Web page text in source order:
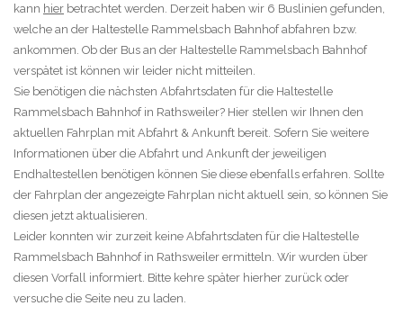
kann hier betrachtet werden. Derzeit haben wir 6 Buslinien gefunden,
welche an der Haltestelle Rammelsbach Bahnhof abfahren bzw.
ankommen. Ob der Bus an der Haltestelle Rammelsbach Bahnhof
verspätet ist können wir leider nicht mitteilen.
Sie benötigen die nächsten Abfahrtsdaten für die Haltestelle
Rammelsbach Bahnhof in Rathsweiler? Hier stellen wir Ihnen den
aktuellen Fahrplan mit Abfahrt & Ankunft bereit. Sofern Sie weitere
Informationen über die Abfahrt und Ankunft der jeweiligen
Endhaltestellen benötigen können Sie diese ebenfalls erfahren. Sollte
der Fahrplan der angezeigte Fahrplan nicht aktuell sein, so können Sie
diesen jetzt aktualisieren.
Leider konnten wir zurzeit keine Abfahrtsdaten für die Haltestelle
Rammelsbach Bahnhof in Rathsweiler ermitteln. Wir wurden über
diesen Vorfall informiert. Bitte kehre später hierher zurück oder
versuche die Seite neu zu laden.